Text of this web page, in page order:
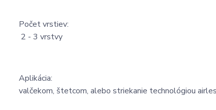
Počet vrstiev:
2 - 3 vrstvy
Aplikácia:
valčekom, štetcom, alebo striekanie technológiou